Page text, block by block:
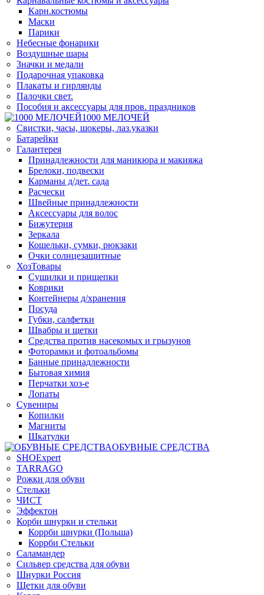
Карн.костюмы
Маски
Парики
Небесные фонарики
Воздушные шары
Значки и медали
Подарочная упаковка
Плакаты и гирлянды
Палочки свет.
Пособия и аксессуары для пров. праздников
1000 МЕЛОЧЕЙ
Свистки, часы, шокеры, лаз.указки
Батарейки
Галантерея
Принадлежности для маникюра и макияжа
Брелоки, подвески
Карманы д/дет. сада
Расчески
Швейные принадлежности
Аксессуары для волос
Бижутерия
Зеркала
Кошельки, сумки, рюкзаки
Очки солнцезащитные
ХозТовары
Сушилки и прищепки
Коврики
Контейнеры д/хранения
Посуда
Губки, салфетки
Швабры и щетки
Средства против насекомых и грызунов
Фоторамки и фотоальбомы
Банные принадлежности
Бытовая химия
Перчатки хоз-е
Лопаты
Сувениры
Копилки
Магниты
Шкатулки
ОБУВНЫЕ СРЕДСТВА
SHOExpert
TARRAGO
Рожки для обуви
Стельки
ЧИСТ
Эффектон
Корби шнурки и стельки
Коррби шнурки (Польша)
Коррби Стельки
Саламандер
Сильвер средства для обуви
Шнурки Россия
Щетки для обуви